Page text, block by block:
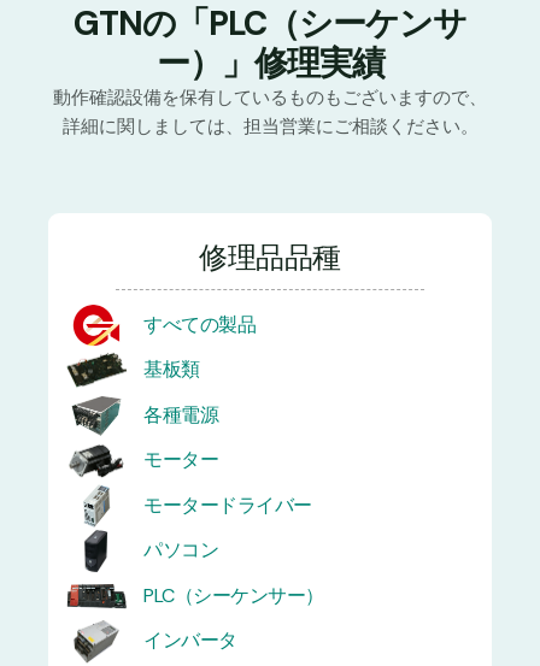
GTNの「PLC（シーケンサ
ー）」修理実績
動作確認設備を保有しているものもございますので、
詳細に関しましては、担当営業にご相談ください。
修理品品種
すべての製品
基板類
各種電源
モーター
モータードライバー
パソコン
PLC（シーケンサー）
インバータ